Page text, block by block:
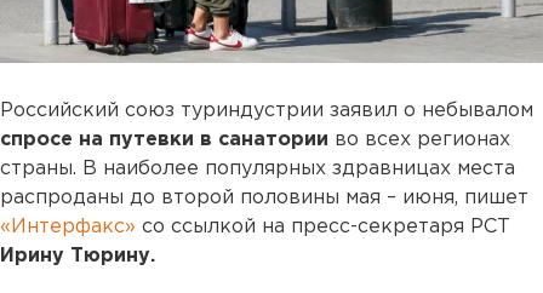
Российский союз туриндустрии заявил о небывалом
спросе на путевки в санатории во всех регионах
страны. В наиболее популярных здравницах места
распроданы до второй половины мая – июня, пишет
«Интерфакс» со ссылкой на пресс-секретаря РСТ
Ирину Тюрину.